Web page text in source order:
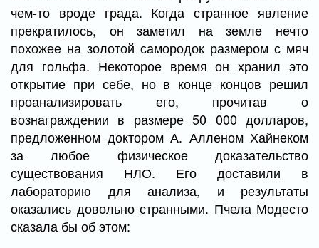
чем-то вроде града. Когда странное явление
прекратилось, он заметил на земле нечто
похожее на золотой самородок размером с мяч
для гольфа. Некоторое время он хранил это
открытие при себе, но в конце концов решил
проанализировать его, прочитав о
вознаграждении в размере 50 000 долларов,
предложенном доктором А. Алленом Хайнеком
за любое физическое доказательство
существования НЛО. Его доставили в
лабораторию для анализа, и результаты
оказались довольно странными. Пчела Модесто
сказала бы об этом: